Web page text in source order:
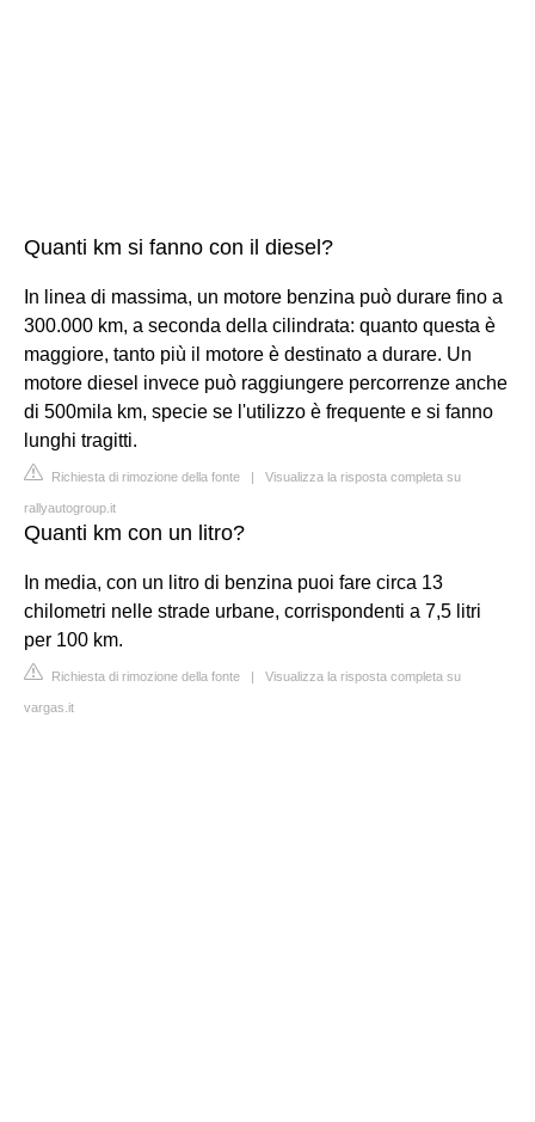
Quanti km si fanno con il diesel?
In linea di massima, un motore benzina può durare fino a
300.000 km, a seconda della cilindrata: quanto questa è
maggiore, tanto più il motore è destinato a durare. Un
motore diesel invece può raggiungere percorrenze anche
di 500mila km, specie se l'utilizzo è frequente e si fanno
lunghi tragitti.
Richiesta di rimozione della fonte | Visualizza la risposta completa su
rallyautogroup.it
Quanti km con un litro?
In media, con un litro di benzina puoi fare circa 13
chilometri nelle strade urbane, corrispondenti a 7,5 litri
per 100 km.
Richiesta di rimozione della fonte | Visualizza la risposta completa su
vargas.it